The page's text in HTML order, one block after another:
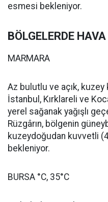
esmesi bekleniyor.
BÖLGELERDE
MARMARA
Az bulutlu ve açık,
İstanbul, Kırklareli ve
yerel sağanak yağışlı
Rüzgârın, bölgenin
kuzeydoğudan kuvvetli
bekleniyor.
BURSA °C, 35°C